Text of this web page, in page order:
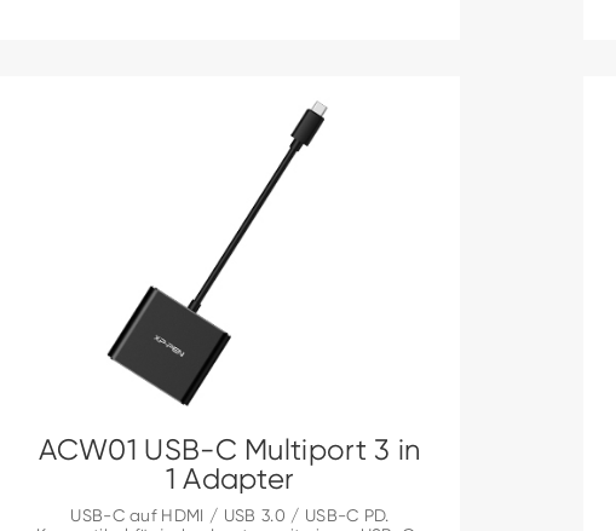
ACW01 USB-C Multiport 3 in
1 Adapter
USB-C auf HDMI / USB 3.0 / USB-C PD.